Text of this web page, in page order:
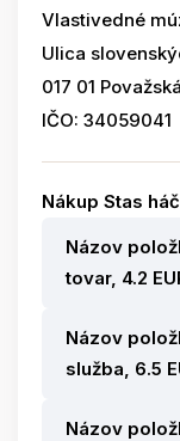
Vlastivedné
Ulica
017 01
IČO: 34059041
Nákup Stas
Názov
tovar, 4.2
Názov
služba, 6.5
Názov